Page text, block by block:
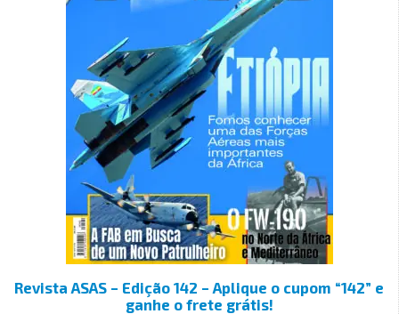
Revista ASAS – Edição 142 – Aplique o cupom “142” e
ganhe o frete grátis!